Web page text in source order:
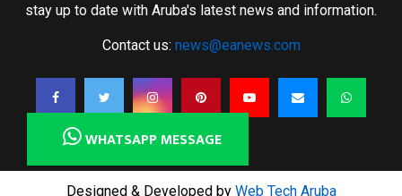
stay up to date with Aruba's latest news and information.
Contact us: news@eanews.com
Designed & Developed by Web Tech Aruba
WHATSAPP MESSAGE